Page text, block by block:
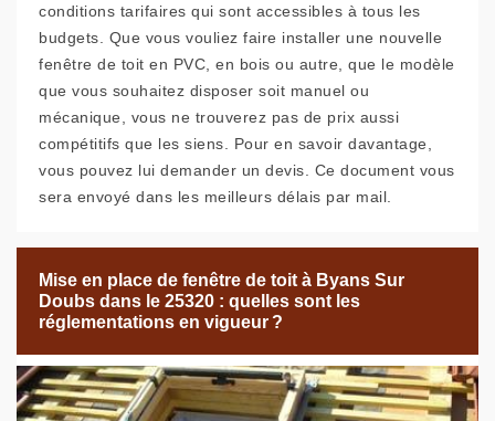
conditions tarifaires qui sont accessibles à tous les
budgets. Que vous vouliez faire installer une nouvelle
fenêtre de toit en PVC, en bois ou autre, que le modèle
que vous souhaitez disposer soit manuel ou
mécanique, vous ne trouverez pas de prix aussi
compétitifs que les siens. Pour en savoir davantage,
vous pouvez lui demander un devis. Ce document vous
sera envoyé dans les meilleurs délais par mail.
Mise en place de fenêtre de toit à Byans Sur
Doubs dans le 25320 : quelles sont les
réglementations en vigueur ?